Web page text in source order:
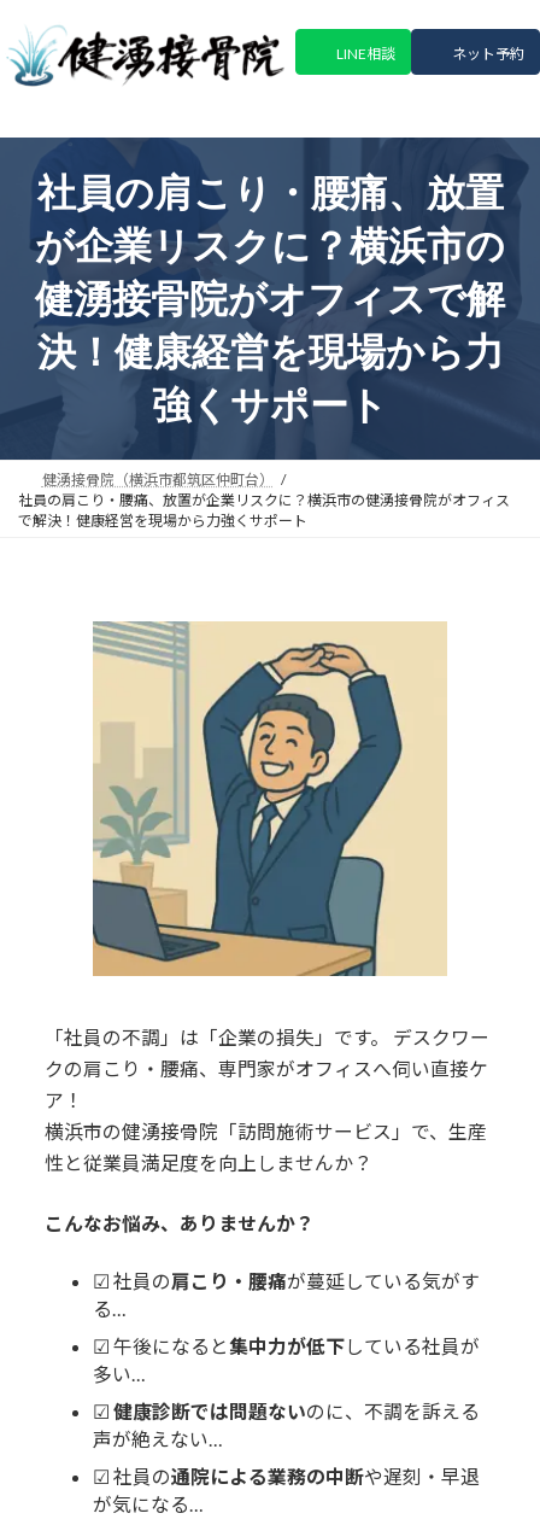
テ
ゲ
LINE相談 ネット予約
社員の肩こり・腰痛、放置
が企業リスクに？横浜市の
健湧接骨院がオフィスで解
決！健康経営を現場から力
強くサポート
健湧接骨院（横浜市都筑区仲町台）
社員の肩こり・腰痛、放置が企業リスクに？横浜市の健湧接骨院がオフィス
で解決！健康経営を現場から力強くサポート
「社員の不調」は「企業の損失」です。 デスクワー
クの肩こり・腰痛、専門家がオフィスへ伺い直接ケ
ア！
横浜市の健湧接骨院「訪問施術サービス」で、生産
性と従業員満足度を向上しませんか？
こんなお悩み、ありませんか？
☑ 社員の肩こり・腰痛が蔓延している気がす
る…
☑ 午後になると集中力が低下している社員が
多い…
☑健康診断では問題ないのに、不調を訴える
声が絶えない…
☑ 社員の通院による業務の中断や遅刻・早退
が気になる…